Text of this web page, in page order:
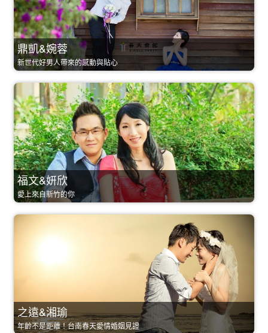
鼎凱&婉蓉
新世代好男人帶來的感動與貼心
福文&妍欣
愛上來自新竹的你
之遠&湘瑜
年齡不是距離！台南春天愛情婚姻見證